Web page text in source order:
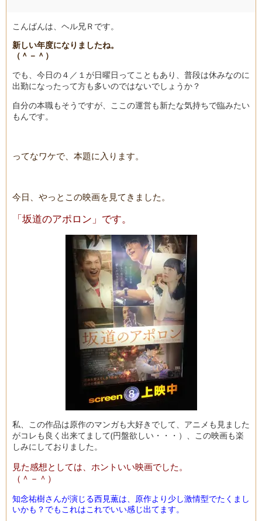
こんばんは、ヘル兄Ｒです。
新しい年度になりましたね。
（＾－＾）
でも、今日の４／１が日曜日ってこともあり、普段は休みなのに
出勤になったって方も多いのではないでしょうか？
自分の本職もそうですが、ここの運営も新たな気持ちで臨みたい
もんです。
ってなワケで、本題に入ります。
今日、やっとこの映画を見てきました。
「坂道のアポロン」です。
私、この作品は原作のマンガも大好きでして、アニメも見ました
がコレも良く出来てまして(円盤欲しい・・・）、この映画も楽
しみにしておりました。
見た感想としては、ホントいい映画でした。
（＾－＾）
知念祐樹さんが演じる西見薫は、原作より少し激情型でたくまし
いかも？でもこれはこれでいい感じ出てます。